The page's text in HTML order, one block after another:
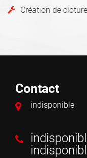
Création de
Contact
indisponible